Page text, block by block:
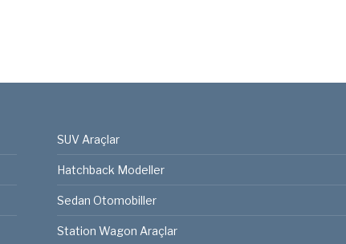
SUV Araçlar
Hatchback Modeller
Sedan Otomobiller
Station Wagon Araçlar